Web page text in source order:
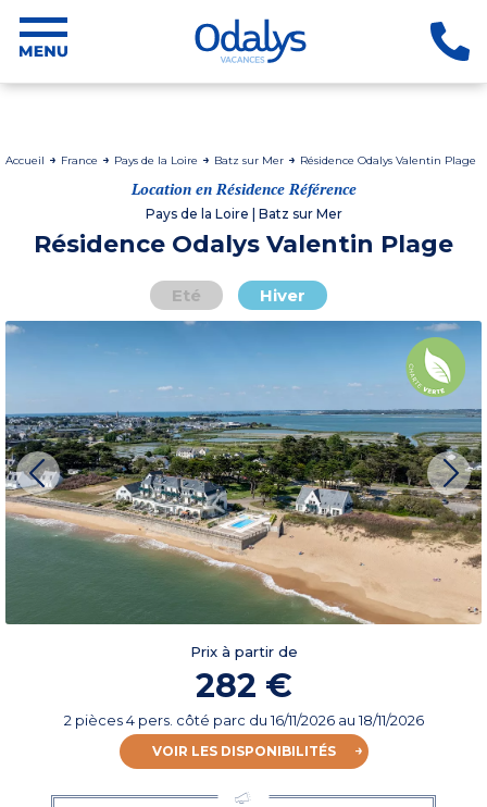
Accueil France Pays de la Loire Batz sur Mer Résidence Odalys Valentin Plage
Location en Résidence Référence
Pays de la Loire | Batz sur Mer
Résidence Odalys Valentin Plage
Eté Hiver
Prix à partir de
282 €
2 pièces 4 pers. côté parc du16/11/2026au 18/11/2026
VOIR LES DISPONIBILITÉS